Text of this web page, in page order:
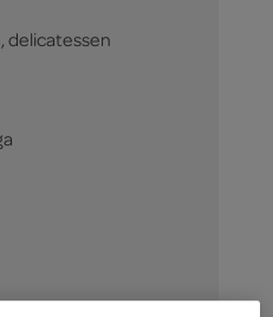
delicatessen